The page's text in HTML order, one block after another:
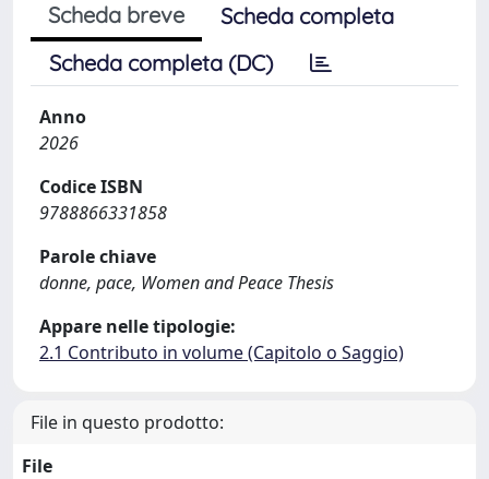
Scheda breve
Scheda completa
Scheda completa (DC)
Anno
2026
Codice ISBN
9788866331858
Parole chiave
donne, pace, Women and Peace Thesis
Appare nelle tipologie:
2.1 Contributo in volume (Capitolo o Saggio)
File in questo prodotto:
File